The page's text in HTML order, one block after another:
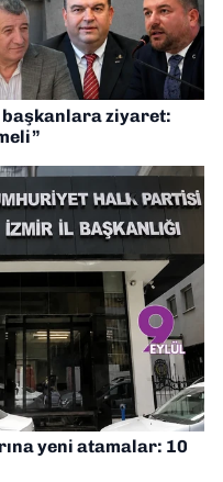
başkanlara ziyaret:
yeni atamalar: 10